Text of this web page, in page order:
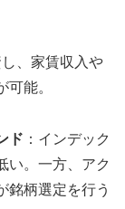
し、家賃収入や
能。
ド ：インデック
い。一方、アク
銘柄選定を行う